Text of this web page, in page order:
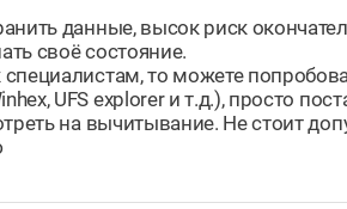
данные, высок риск
своё состояние.
то можете
UFS explorer и т.д.), просто
на вычитывание. Не стоит